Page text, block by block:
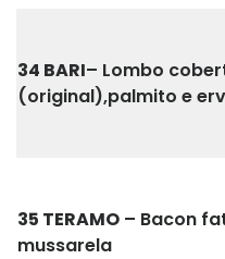
34 BARI– Lombo
(original),palmito e
35 TERAMO – Bacon
mussarela